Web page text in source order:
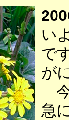
い
で
が
急